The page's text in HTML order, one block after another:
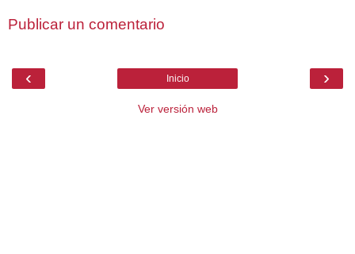
Publicar un comentario
‹ ›
Inicio
Ver versión web